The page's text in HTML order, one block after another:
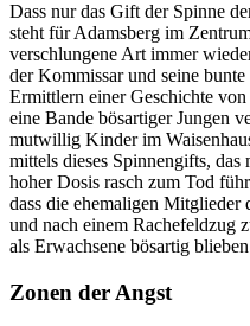
Dass nur das Gift der Spinne
steht für Adamsberg im
verschlungene Art immer
der Kommissar und seine
Ermittlern einer Geschichte
eine Bande bösartiger Jungen
mutwillig Kinder im
mittels dieses Spinnengifts,
hoher Dosis rasch zum Tod
dass die ehemaligen Mitglieder
und nach einem Rachefeldzug
als Erwachsene bösartig
Zonen der Angst